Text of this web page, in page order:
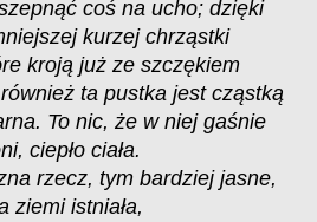
coś na ucho; dzięki
kurzej chrząstki
kroją już ze szczękiem
ta pustka jest cząstką
To nic, że w niej gaśnie
ciepło ciała.
rzecz, tym bardziej jasne,
ziemi istniała,